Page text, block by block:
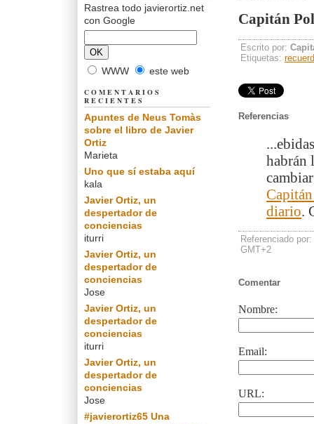
Capitán
Escrito por:
Etiquetas:
Referencias
habrán
diario.
Referenciado por:
GMT+2
Comentar
Nombre:
Email:
URL:
Rastrea todo javierortiz.net
con Google
WWW este web
COMENTARIOS
RECIENTES
Apuntes de Neus Tomàs
sobre el libro de Javier
Ortiz
Marieta
Uno que sí estaba aquí
kala
Javier Ortiz, un
despertador de
conciencias
iturri
Javier Ortiz, un
despertador de
conciencias
Jose
Javier Ortiz, un
despertador de
conciencias
iturri
Javier Ortiz, un
despertador de
conciencias
Jose
#javierortiz65 Una